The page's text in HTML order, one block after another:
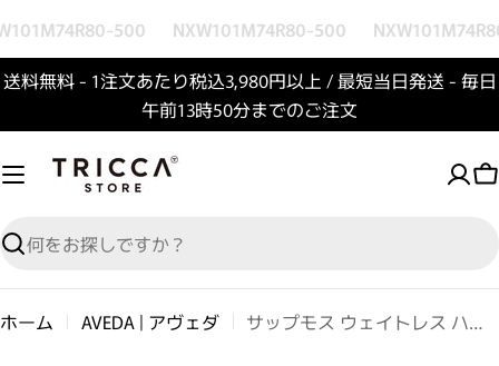
500 NXW101M74R80-500
送料無料 - 1注文あたり税込3,980円以上 / 最短当日発送 - 毎日
午前13時50分までのご注文
検索
ホーム AVEDA | アヴェダ
サップモス ウェイトレス ハイドレーション コンディショナー